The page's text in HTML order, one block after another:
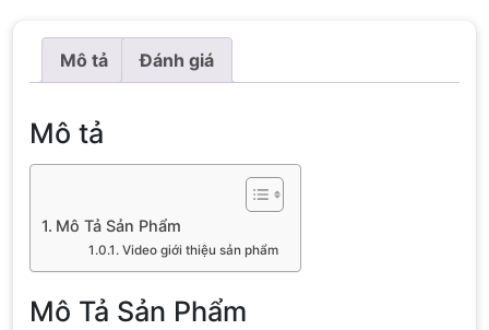
Mô tả Đánh giá
Mô tả
Mô Tả Sản Phẩm
Video giới thiệu sản phẩm
Mô Tả Sản Phẩm